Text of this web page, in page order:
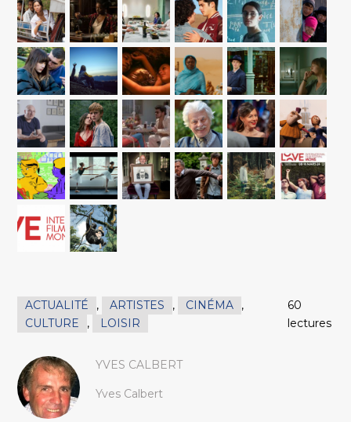
ACTUALITÉ , ARTISTES , CINÉMA
,
CULTURE
, LOISIR
60
lectures
YVES CALBERT
Yves Calbert